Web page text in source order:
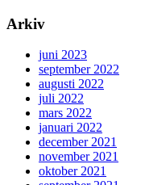
Arkiv
juni 2023
september 2022
augusti 2022
juli 2022
mars 2022
januari 2022
december 2021
november 2021
oktober 2021